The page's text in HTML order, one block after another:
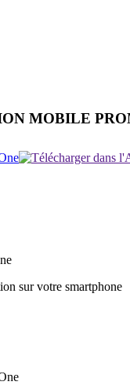
MOBILE
sur votre smartphone